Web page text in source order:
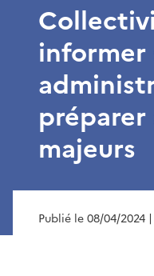
informer
préparer
majeurs
Publié le 08/04/2024